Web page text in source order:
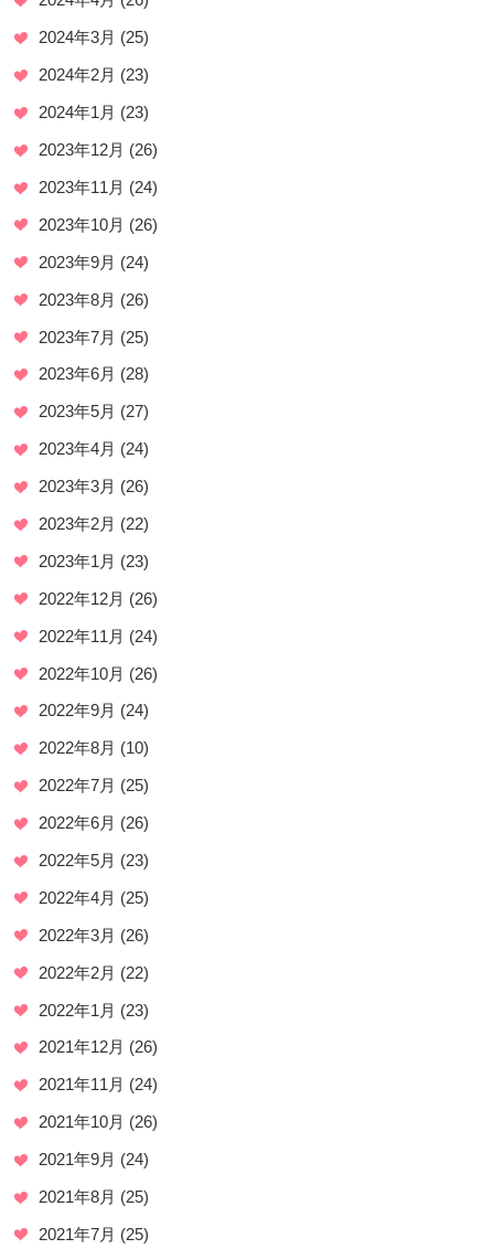
2024年3月 (25)
2024年2月 (23)
2024年1月 (23)
2023年12月 (26)
2023年11月 (24)
2023年10月 (26)
2023年9月 (24)
2023年8月 (26)
2023年7月 (25)
2023年6月 (28)
2023年5月 (27)
2023年4月 (24)
2023年3月 (26)
2023年2月 (22)
2023年1月 (23)
2022年12月 (26)
2022年11月 (24)
2022年10月 (26)
2022年9月 (24)
2022年8月 (10)
2022年7月 (25)
2022年6月 (26)
2022年5月 (23)
2022年4月 (25)
2022年3月 (26)
2022年2月 (22)
2022年1月 (23)
2021年12月 (26)
2021年11月 (24)
2021年10月 (26)
2021年9月 (24)
2021年8月 (25)
2021年7月 (25)